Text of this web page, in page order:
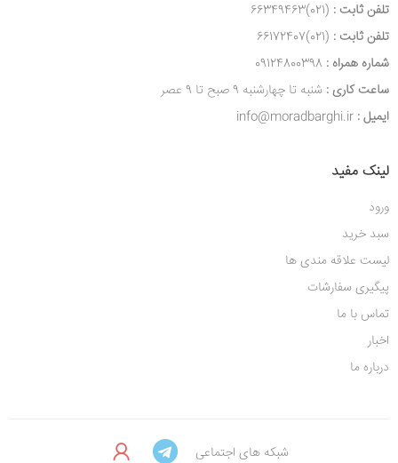
تلفن ثابت : (021)66349463
تلفن ثابت : (021)66172407
شماره همراه : 09124800398
ساعت کاری : شنبه تا چهارشنبه 9 صبح تا 9 عصر
ایمیل : info@moradbarghi.ir
لینک مفید
ورود
سبد خرید
لیست علاقه مندی ها
پیگیری سفارشات
تماس با ما
اخبار
درباره ما
شبکه های اجتماعی